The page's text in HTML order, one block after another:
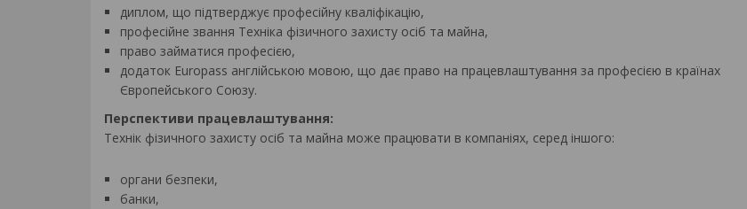
диплом, що підтверджує професійну кваліфікацію,
професійне звання Техніка фізичного захисту осіб та майна,
право займатися професією,
додаток Europass англійською мовою, що дає право на працевлаштування за професією в країнах
Європейського Союзу.
Перспективи працевлаштування:
Технік фізичного захисту осіб та майна може працювати в компаніях, серед іншого:
органи безпеки,
банки,